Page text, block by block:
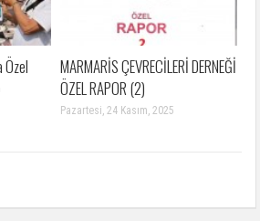
Özel
MARMARİS ÇEVRECİLERİ DERNEĞİ
ÖZEL RAPOR (2)
Pazartesi, 24 Kasım, 2025